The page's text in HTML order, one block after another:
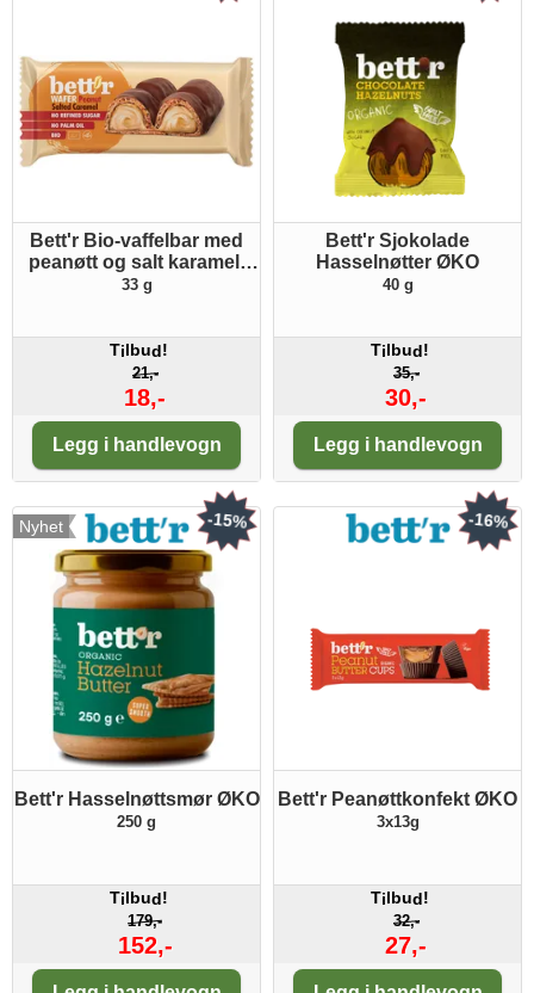
Bett'r Bio-vaffelbar med
peanøtt og salt karamell
ØKO
33 g
Tilbud!
21,-
18,-
Legg i handlevogn
Bett'r Sjokolade
Hasselnøtter ØKO
40 g
Tilbud!
35,-
30,-
Legg i handlevogn
Nyhet
Bett'r Hasselnøttsmør ØKO
250 g
Tilbud!
179,-
152,-
-15%
Bett'r Peanøttkonfekt ØKO
3x13g
Tilbud!
32,-
27,-
-16%